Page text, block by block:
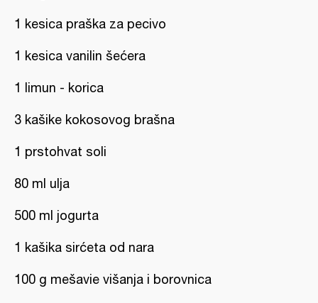
1 kesica praška za pecivo
1 kesica vanilin šećera
1 limun - korica
3 kašike kokosovog brašna
1 prstohvat soli
80 ml ulja
500 ml jogurta
1 kašika sirćeta od nara
100 g mešavie višanja i borovnica